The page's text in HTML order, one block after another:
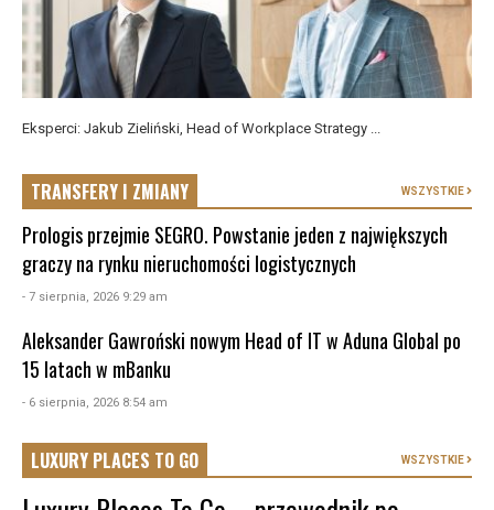
Eksperci: Jakub Zieliński, Head of Workplace Strategy ...
TRANSFERY I ZMIANY WSZYSTKIE
Prologis przejmie SEGRO. Powstanie jeden z największych
graczy na rynku nieruchomości logistycznych
- 7 sierpnia, 2026 9:29 am
Aleksander Gawroński nowym Head of IT w Aduna Global po
15 latach w mBanku
- 6 sierpnia, 2026 8:54 am
LUXURY PLACES TO GO WSZYSTKIE